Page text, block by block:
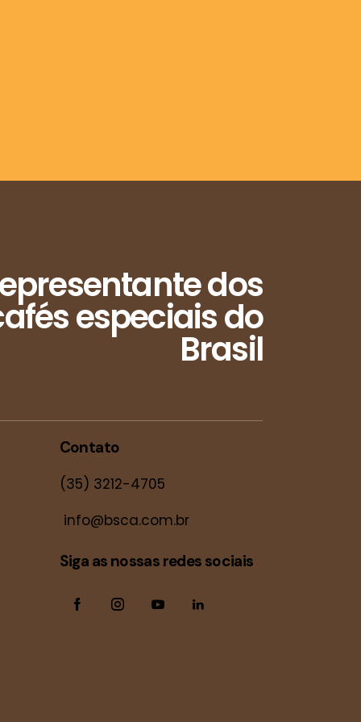
dos
especiais do
Brasil
Contato
(35) 3212-4705
info@bsca.com.br
Siga as nossas redes sociais